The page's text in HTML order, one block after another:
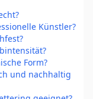
Künstler?
Form?
und nachhaltig